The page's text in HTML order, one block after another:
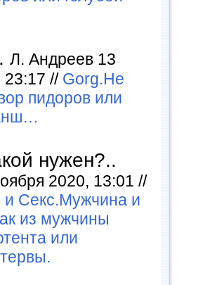
Л. Андреев 13
23:17 // Gorg.Не
пидоров или
нужен?..
2020, 13:01 //
Секс.Мужчина и
из мужчины
или